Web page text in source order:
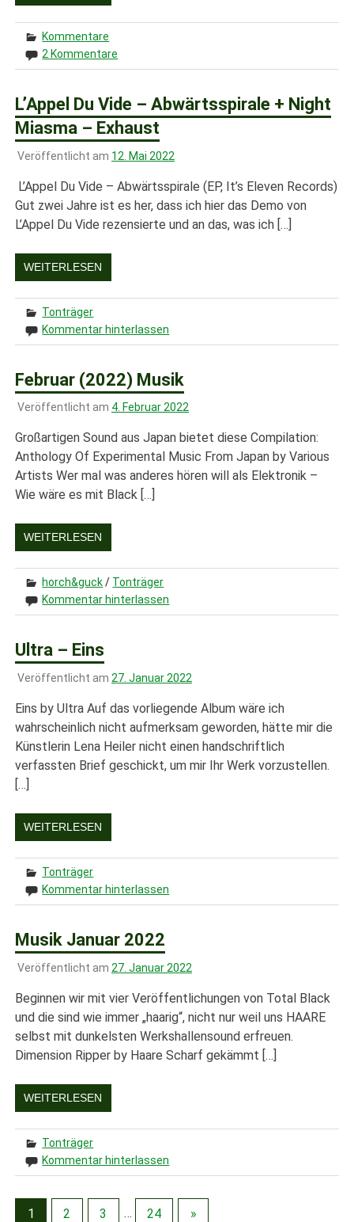
Kommentare
2 Kommentare
L’Appel Du Vide – Abwärtsspirale + Night
Miasma – Exhaust
Veröffentlicht am 12. Mai 2022
L’Appel Du Vide – Abwärtsspirale (EP, It’s Eleven Records)
Gut zwei Jahre ist es her, dass ich hier das Demo von
L’Appel Du Vide rezensierte und an das, was ich […]
WEITERLESEN
Tonträger
Kommentar hinterlassen
Februar (2022) Musik
Veröffentlicht am 4. Februar 2022
Großartigen Sound aus Japan bietet diese Compilation:
Anthology Of Experimental Music From Japan by Various
Artists Wer mal was anderes hören will als Elektronik –
Wie wäre es mit Black […]
WEITERLESEN
horch&guck/ Tonträger
Kommentar hinterlassen
Ultra – Eins
Veröffentlicht am 27. Januar 2022
Eins by Ultra Auf das vorliegende Album wäre ich
wahrscheinlich nicht aufmerksam geworden, hätte mir die
Künstlerin Lena Heiler nicht einen handschriftlich
verfassten Brief geschickt, um mir Ihr Werk vorzustellen.
[…]
WEITERLESEN
Tonträger
Kommentar hinterlassen
Musik Januar 2022
Veröffentlicht am 27. Januar 2022
Beginnen wir mit vier Veröffentlichungen von Total Black
und die sind wie immer „haarig“, nicht nur weil uns HAARE
selbst mit dunkelsten Werkshallensound erfreuen.
Dimension Ripper by Haare Scharf gekämmt […]
WEITERLESEN
Tonträger
Kommentar hinterlassen
1 2 3 … 24 »